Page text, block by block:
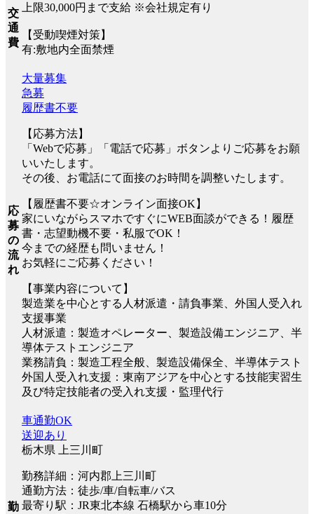
交
通
費
上限30,000円まで支給 ※会社規定有り
【受動喫煙対策】
有:敷地内全面禁煙
応
募
の
流
れ
大量募集
急募
履歴書不要
【応募方法】
「Webで応募」「電話で応募」ボタンよりご応募をお願
いいたします。
その後、お電話にて面接のお時間を調整いたします。
【履歴書不要☆オンライン面接OK】
家にいながらスマホですぐにWEB面談ができる！履歴
書・志望動機不要・私服でOK！
今までの経歴も問いません！
お気軽にご応募ください！
【事業内容について】
製造業を中心とする人材派遣・請負事業、外国人受入れ
支援事業
人材派遣：製造オペレーター、製造設備エンジニア、半
導体テストエンジニア
業務請負：製造工程全般、製造設備保全、半導体テスト
外国人受入れ支援：東南アジアを中心とする技能実習生
及び特定技能者の受入れ支援・監理代行
勤
車通勤OK
送迎あり
栃木県 上三川町
勤務詳細：河内郡上三川町
通勤方法：徒歩/車/自転車/バス
最寄り駅：JR東北本線 石橋駅から車10分